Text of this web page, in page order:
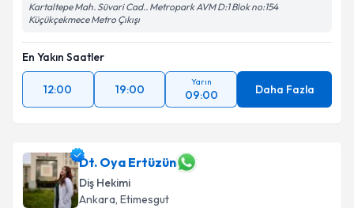
Kartaltepe Mah. Süvari Cad.. Metropark AVM D:1 Blok no:154
Küçükçekmece Metro Çıkışı
En Yakın Saatler
12:00 19:00
Yarın
09:00 Daha Fazla
Dt. Oya Ertüzün
Diş Hekimi
Ankara, Etimesgut